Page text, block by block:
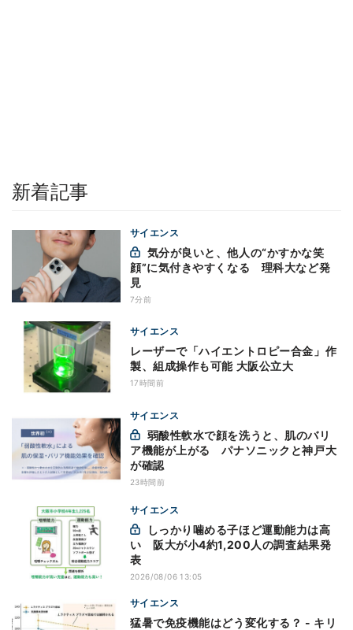
新着記事
サイエンス
顔”に気付きやすくなる 理科大など発
見
7分前
サイエンス
レーザーで「ハイエントロピー合金」作
製、組成操作も可能 大阪公立大
17時間前
サイエンス
ア機能が上がる パナソニックと神戸大
が確認
23時間前
サイエンス
い 阪大が小4約1,200人の調査結果発
表
2026/08/06 13:05
サイエンス
猛暑で免疫機能はどう変化する？ - キリ